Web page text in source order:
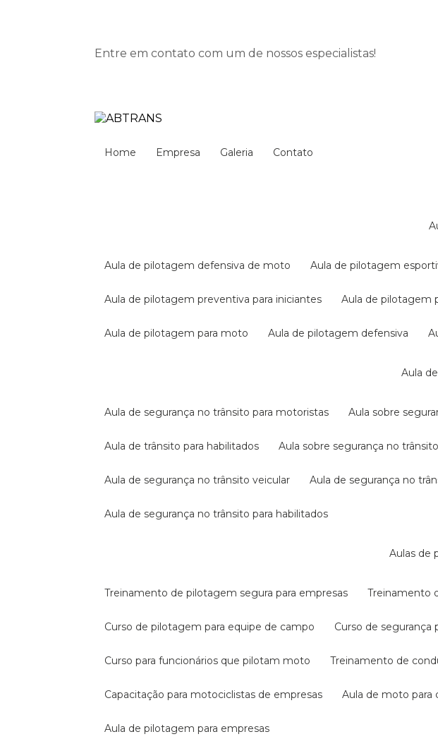
Entre em contato com um de nossos especialistas!
Home Empresa Galeria Contato
aula de pilotagem defensiva de moto aula de pilotagem
aula de pilotagem preventiva para iniciantes aula de
aula de pilotagem para moto aula de pilotagem defensiva
aula
aula de segurança no trânsito para motoristas aula sobre
aula de trânsito para habilitados aula sobre segurança no trânsito
aula de segurança no trânsito veicular aula de segurança no
aula de segurança no trânsito para habilitados
aulas
treinamento de pilotagem segura para empresas treinamento
curso de pilotagem para equipe de campo curso de
curso para funcionários que pilotam moto treinamento de
capacitação para motociclistas de empresas aula de moto para
aula de pilotagem para empresas